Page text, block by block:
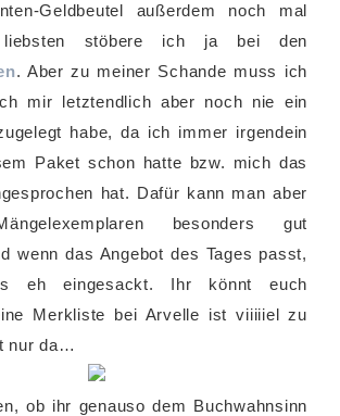
Geldbeutel außerdem noch mal
stöbere ich ja bei den
. Aber zu meiner Schande muss ich
mir letztendlich aber noch nie ein
habe, da ich immer irgendein
Paket schon hatte bzw. mich das
hat. Dafür kann man aber
besonders gut
wenn das Angebot des Tages passt,
eh eingesackt. Ihr könnt euch
Merkliste bei Arvelle ist viiiiiel zu
nur da…
ob ihr genauso dem Buchwahnsinn